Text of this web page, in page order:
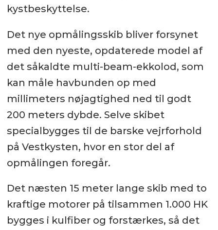
kystbeskyttelse.
Det nye opmålingsskib bliver forsynet
med den nyeste, opdaterede model af
det såkaldte multi-beam-ekkolod, som
kan måle havbunden op med
millimeters nøjagtighed ned til godt
200 meters dybde. Selve skibet
specialbygges til de barske vejrforhold
på Vestkysten, hvor en stor del af
opmålingen foregår.
Det næsten 15 meter lange skib med to
kraftige motorer på tilsammen 1.000 HK
bygges i kulfiber og forstærkes, så det